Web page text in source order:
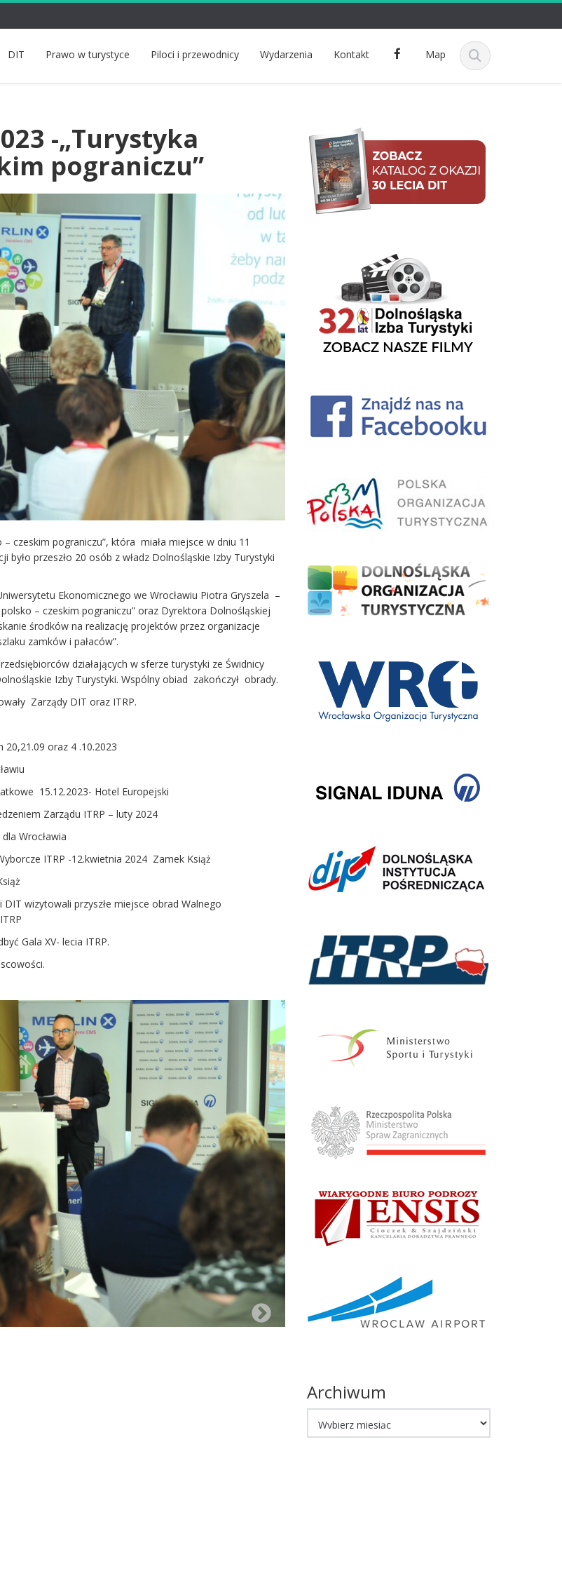
DIT Prawo w turystyce Piloci i przewodnicy Wydarzenia Kontakt
k
Map
-„Turystyka
pograniczu”
czeskim pograniczu”, która miała miejsce w dniu 11
było przeszło 20 osób z władz Dolnośląskie Izby Turystyki
Ekonomicznego we Wrocławiu Piotra Gryszela –
– czeskim pograniczu” oraz Dyrektora Dolnośląskiej
środków na realizację projektów przez organizacje
zamków i pałaców”.
działających w sferze turystyki ze Świdnicy
Izby Turystyki. Wspólny obiad zakończył obrady.
Zarządy DIT oraz ITRP.
oraz 4 .10.2023
15.12.2023- Hotel Europejski
Zarządu ITRP – luty 2024
Wrocławia
ITRP -12.kwietnia 2024 Zamek Książ
wizytowali przyszłe miejsce obrad Walnego
Gala XV- lecia ITRP.
Archiwum